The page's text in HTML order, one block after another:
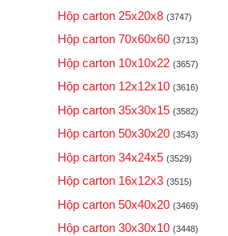
Hộp carton 25x20x8 (3747)
Hộp carton 70x60x60 (3713)
Hộp carton 10x10x22 (3657)
Hộp carton 12x12x10 (3616)
Hộp carton 35x30x15 (3582)
Hộp carton 50x30x20 (3543)
Hộp carton 34x24x5 (3529)
Hộp carton 16x12x3 (3515)
Hộp carton 50x40x20 (3469)
Hộp carton 30x30x10 (3448)